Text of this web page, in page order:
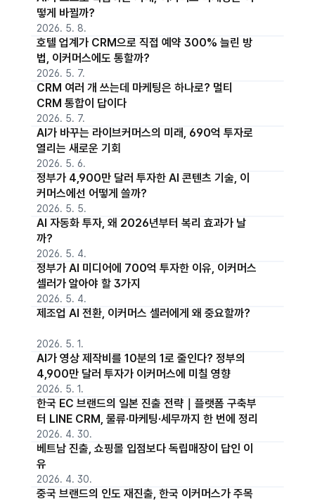
떻게 바뀔까?
2026. 5. 8.
호텔 업계가 CRM으로 직접 예약 300% 늘린 방
법, 이커머스에도 통할까?
2026. 5. 7.
CRM 여러 개 쓰는데 마케팅은 하나로? 멀티
CRM 통합이 답이다
2026. 5. 7.
AI가 바꾸는 라이브커머스의 미래, 690억 투자로
열리는 새로운 기회
2026. 5. 6.
정부가 4,900만 달러 투자한 AI 콘텐츠 기술, 이
커머스에선 어떻게 쓸까?
2026. 5. 5.
AI 자동화 투자, 왜 2026년부터 복리 효과가 날
까?
2026. 5. 4.
정부가 AI 미디어에 700억 투자한 이유, 이커머스
셀러가 알아야 할 3가지
2026. 5. 4.
제조업 AI 전환, 이커머스 셀러에게 왜 중요할까?
2026. 5. 1.
AI가 영상 제작비를 10분의 1로 줄인다? 정부의
4,900만 달러 투자가 이커머스에 미칠 영향
2026. 5. 1.
한국 EC 브랜드의 일본 진출 전략｜플랫폼 구축부
터 LINE CRM, 물류·마케팅·세무까지 한 번에 정리
2026. 4. 30.
베트남 진출, 쇼핑몰 입점보다 독립매장이 답인 이
유
2026. 4. 30.
중국 브랜드의 인도 재진출, 한국 이커머스가 주목